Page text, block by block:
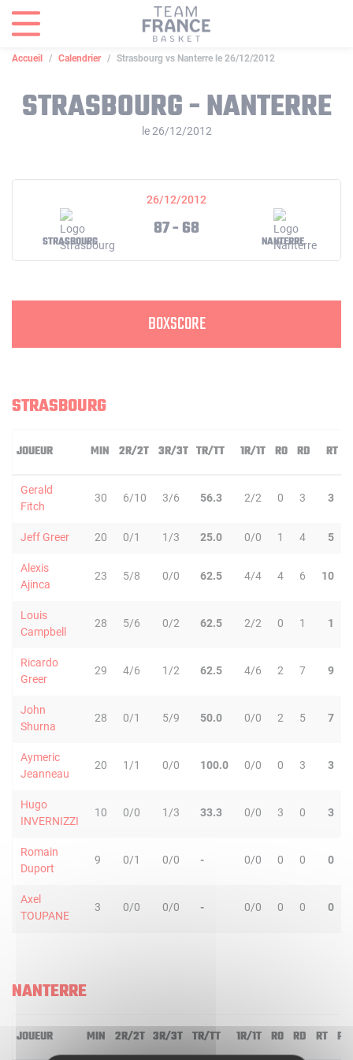
Accueil Calendrier Strasbourg vs Nanterre le 26/12/2012
STRASBOURG - NANTERRE
le 26/12/2012
26/12/2012
STRASBOURG
87 - 68
NANTERRE
BOXSCORE
STRASBOURG
JOUEUR MIN 2R/2T 3R/3T TR/TT 1R/1T RO RD RT
Gerald
Fitch
30 6/10 3/6 56.3 2/2 0 3 3
Jeff Greer 20 0/1 1/3 25.0 0/0 1 4 5
Alexis
Ajinca
23 5/8 0/0 62.5 4/4 4 6 10
Louis
Campbell
28 5/6 0/2 62.5 2/2 0 1 1
Ricardo
Greer
29 4/6 1/2 62.5 4/6 2 7 9
John
Shurna
28 0/1 5/9 50.0 0/0 2 5 7
Aymeric
Jeanneau
20 1/1 0/0 100.0 0/0 0 3 3
Hugo
INVERNIZZI
10 0/0 1/3 33.3 0/0 3 0 3
Romain
Duport
9 0/1 0/0 - 0/0 0 0 0
Axel
TOUPANE
3 0/0 0/0 - 0/0 0 0 0
NANTERRE
JOUEUR MIN 2R/2T 3R/3T TR/TT 1R/1T RO RD RT PD
Panneau de gestion des cookies